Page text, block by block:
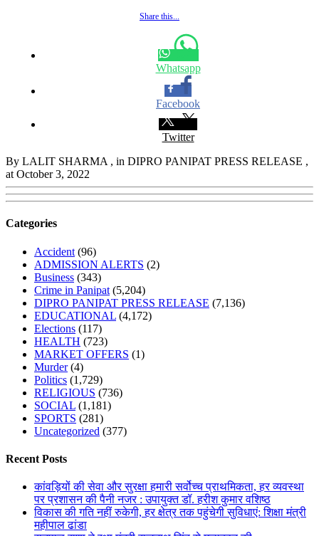
Share this...
Whatsapp
Facebook
Twitter
By LALIT SHARMA , in DIPRO PANIPAT PRESS RELEASE ,
at October 3, 2022
Categories
Accident (96)
ADMISSION ALERTS (2)
Business (343)
Crime in Panipat (5,204)
DIPRO PANIPAT PRESS RELEASE (7,136)
EDUCATIONAL (4,172)
Elections (117)
HEALTH (723)
MARKET OFFERS (1)
Murder(4)
Politics (1,729)
RELIGIOUS (736)
SOCIAL (1,181)
SPORTS (281)
Uncategorized (377)
Recent Posts
कांवड़ियों की सेवा और सुरक्षा हमारी सर्वोच्च प्राथमिकता, हर व्यवस्था
पर प्रशासन की पैनी नजर : उपायुक्त डॉ. हरीश कुमार वशिष्ठ
विकास की गति नहीं रुकेगी, हर क्षेत्र तक पहुंचेगी सुविधाएं: शिक्षा मंत्री
महीपाल ढांडा